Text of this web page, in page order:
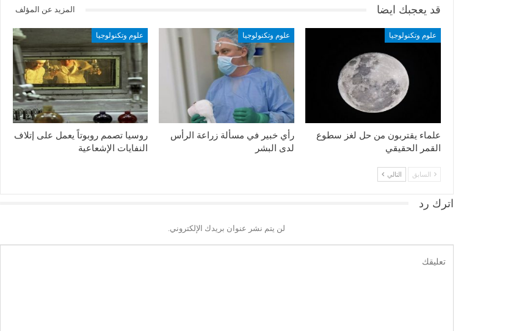
قد يعجبك ايضا المزيد عن المؤلف
علوم وتكنولوجيا
علماء يقتربون من حل لغز سطوع
القمر الحقيقي
علوم وتكنولوجيا
رأي خبير في مسألة زراعة الرأس
لدى البشر
علوم وتكنولوجيا
روسيا تصمم روبوتاً يعمل على إتلاف
النفايات الإشعاعية
السابق التالي
اترك رد
لن يتم نشر عنوان بريدك الإلكتروني.